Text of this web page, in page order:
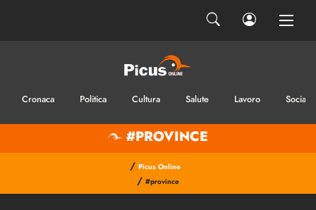
Cronaca Politica Cultura Salute Lavoro Sociale
#PROVINCE
/ Picus Online
/ #province